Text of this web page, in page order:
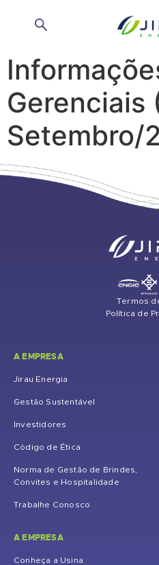
Relatório
Gerenciais
Setembro/
Termos
Política de
A EMPRESA
Jirau Energia
Gestão Sustentável
Investidores
Código de Ética
Norma de Gestão de Brindes,
Convites e Hospitalidade
Trabalhe Conosco
A EMPRESA
Conheça a Usina